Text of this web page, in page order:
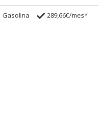
Gasolina 289,66€/mes*